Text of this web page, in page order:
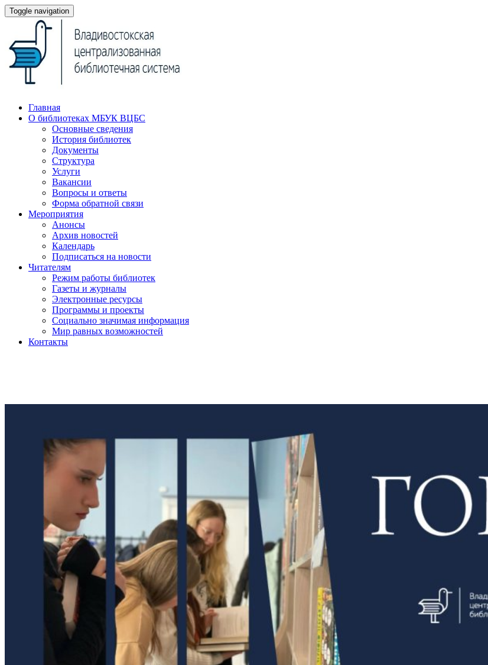
Toggle navigation
Главная
О библиотеках МБУК ВЦБС
Основные сведения
История библиотек
Документы
Структура
Услуги
Вакансии
Вопросы и ответы
Форма обратной связи
Мероприятия
Анонсы
Архив новостей
Календарь
Подписаться на новости
Читателям
Режим работы библиотек
Газеты и журналы
Электронные ресурсы
Программы и проекты
Социально значимая информация
Мир равных возможностей
Контакты